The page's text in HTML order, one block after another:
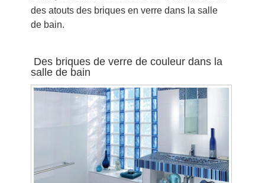
des atouts des briques en verre dans la salle
de bain.
Des briques de verre de couleur dans la
salle de bain